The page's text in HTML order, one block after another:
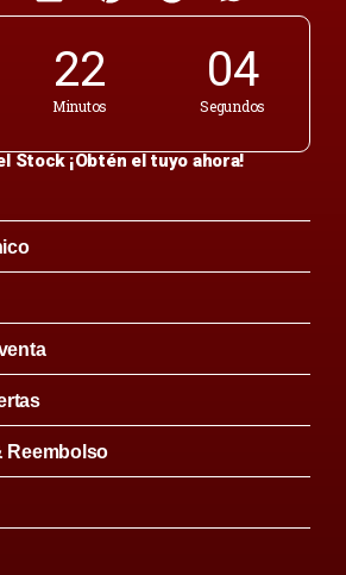
22
Minutos
04
Segundos
Stock ¡Obtén el tuyo ahora!
Reembolso